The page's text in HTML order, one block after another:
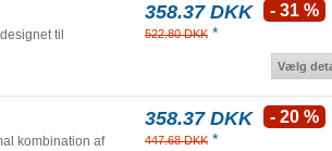
til
358.37 DKK
522.80 DKK *
- 31 %
Vælg
kombination af
358.37 DKK
447.68 DKK *
- 20 %